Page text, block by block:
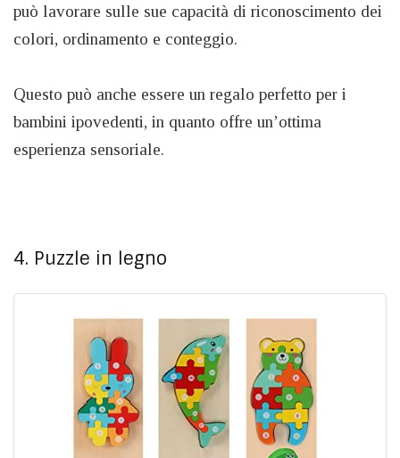
può lavorare sulle sue capacità di riconoscimento dei
colori, ordinamento e conteggio.
Questo può anche essere un regalo perfetto per i
bambini ipovedenti, in quanto offre un’ottima
esperienza sensoriale.
4. Puzzle in legno